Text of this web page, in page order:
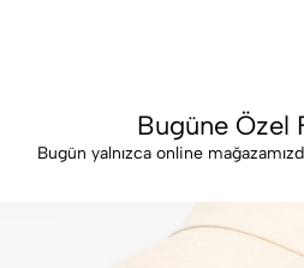
Bugüne Özel
Bugün yalnızca online